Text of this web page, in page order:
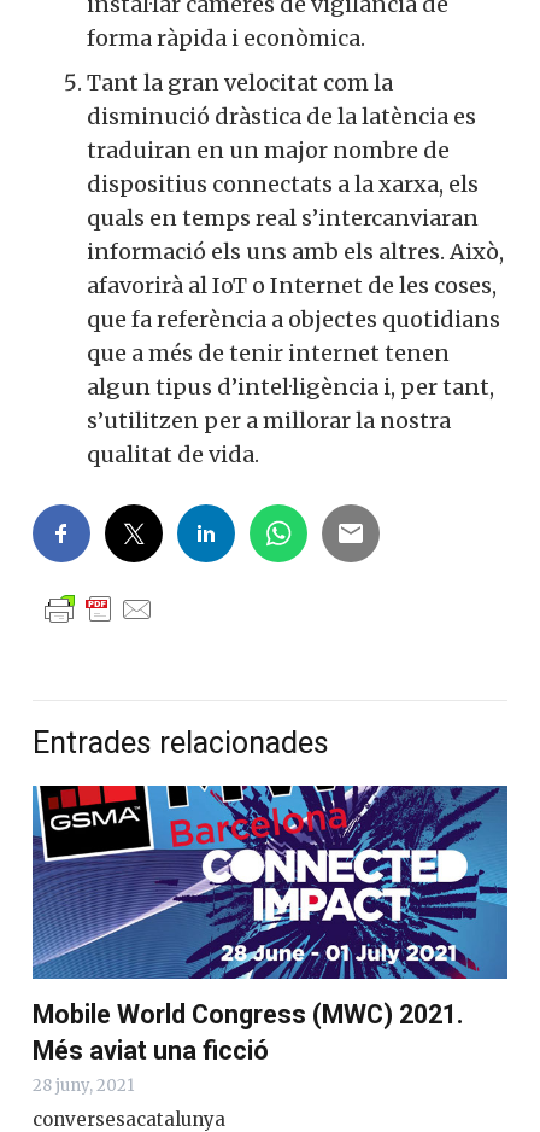
forma ràpida i econòmica.
Tant la gran velocitat com la
disminució dràstica de la latència es
traduiran en un major nombre de
dispositius connectats a la xarxa, els
quals en temps real s’intercanviaran
informació els uns amb els altres. Això,
afavorirà al IoT o Internet de les coses,
que fa referència a objectes quotidians
que a més de tenir internet tenen
algun tipus d’intel·ligència i, per tant,
s’utilitzen per a millorar la nostra
qualitat de vida.
Entrades relacionades
Mobile World Congress (MWC) 2021.
Més aviat una ficció
28 juny, 2021
conversesacatalunya